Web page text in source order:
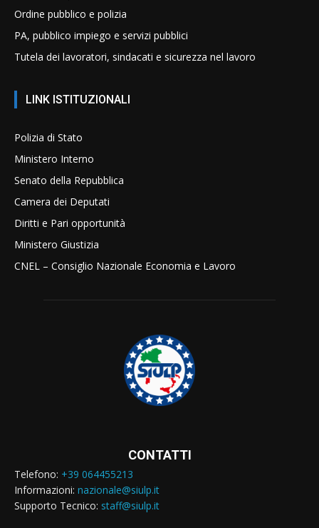
Ordine pubblico e polizia
PA, pubblico impiego e servizi pubblici
Tutela dei lavoratori, sindacati e sicurezza nel lavoro
LINK ISTITUZIONALI
Polizia di Stato
Ministero Interno
Senato della Repubblica
Camera dei Deputati
Diritti e Pari opportunità
Ministero Giustizia
CNEL – Consiglio Nazionale Economia e Lavoro
CONTATTI
Telefono: +39 064455213
Informazioni: nazionale@siulp.it
Supporto Tecnico: staff@siulp.it